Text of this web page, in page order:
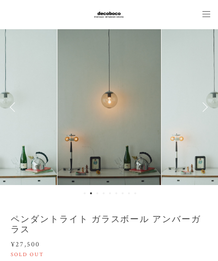
ペンダントライト ガラスボール アンバーガ
ラス
¥27,500
SOLD OUT